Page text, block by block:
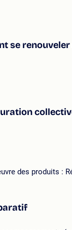
se renouveler
des produits :